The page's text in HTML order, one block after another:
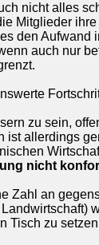
nicht alles
Mitglieder
den
auch nur
zu sein,
allerdings
nicht
Zahl an
Tisch zu